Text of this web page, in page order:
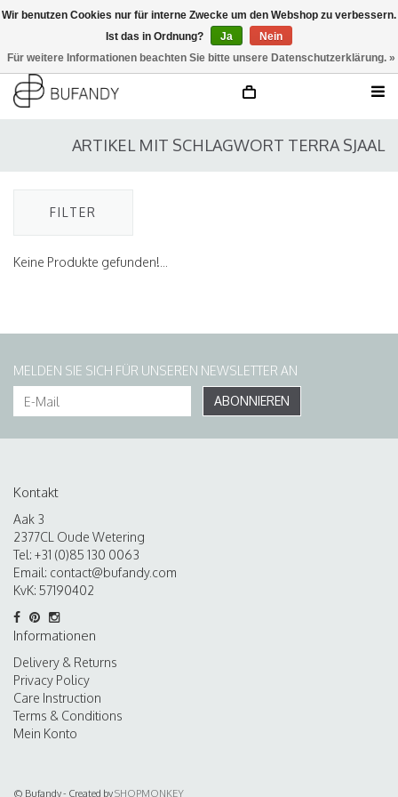
ARTIKEL MIT SCHLAGWORT TERRA SJAAL
FILTER
Keine Produkte gefunden!...
MELDEN SIE SICH FÜR UNSEREN NEWSLETTER AN
ABONNIEREN
Kontakt
Aak 3
2377CL Oude Wetering
Tel: +31 (0)85 130 0063
Email: contact@bufandy.com
KvK: 57190402
Informationen
Delivery & Returns
Privacy Policy
Care Instruction
Terms & Conditions
Mein Konto
© Bufandy - Created bySHOPMONKEY
Wir benutzen Cookies nur für interne Zwecke um den Webshop zu verbessern.
Ist das in Ordnung?
Ja
Nein
Für weitere Informationen beachten Sie bitte unsere Datenschutzerklärung. »